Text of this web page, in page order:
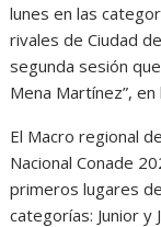
lunes en las
rivales de Ciudad
segunda sesión
Mena Martínez”,
El Macro regional
Nacional Conade
primeros lugares
categorías: Junior y